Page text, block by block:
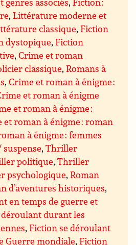
,Littérature moderne et
classique,Fiction
dystopique,Fiction
,Crime et roman
classique,Romans à
,Crime et roman à énigme :
et roman à énigme
et roman à énigme :
et roman à énigme : roman
à énigme : femmes
,Thriller
politique,Thriller
psychologique,Roman
d’aventures historiques,
en temps de guerre et
durant les
,Fiction se déroulant
Guerre mondiale,Fiction